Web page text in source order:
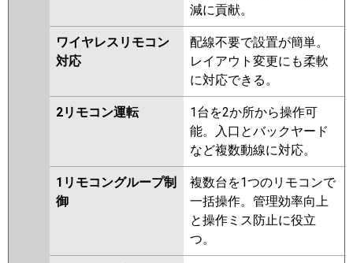
減に貢献。
ワイヤレスリモコン
対応
配線不要で設置が簡単。
レイアウト変更にも柔軟
に対応できる。
2リモコン運転
1台を2か所から操作可
能。入口とバックヤード
など複数動線に対応。
1リモコングループ制
御
複数台を1つのリモコンで
一括操作。管理効率向上
と操作ミス防止に役立
つ。